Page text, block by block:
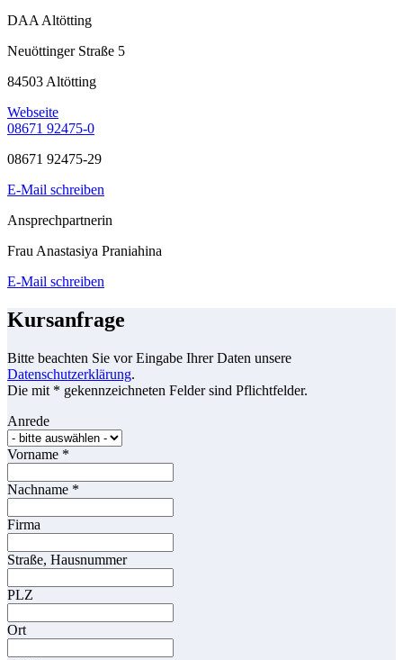
DAA Altötting
Neuöttinger Straße 5
84503 Altötting
Webseite
08671 92475-0
08671 92475-29
E-Mail schreiben
Ansprechpartnerin
Frau Anastasiya Praniahina
E-Mail schreiben
Kursanfrage
Bitte beachten Sie vor Eingabe Ihrer Daten unsere
Datenschutzerklärung.
Die mit * gekennzeichneten Felder sind Pflichtfelder.
Anrede
Vorname *
Nachname *
Firma
Straße, Hausnummer
PLZ
Ort